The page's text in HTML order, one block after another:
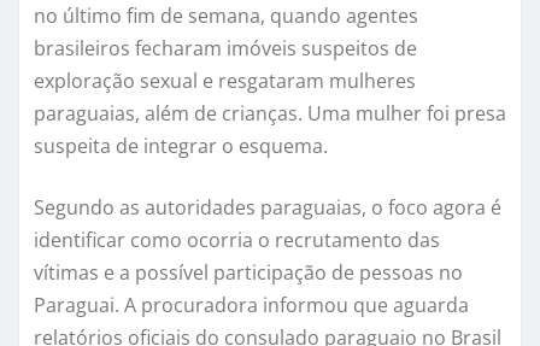
no último fim de semana, quando agentes
brasileiros fecharam imóveis suspeitos de
exploração sexual e resgataram mulheres
paraguaias, além de crianças. Uma mulher foi presa
suspeita de integrar o esquema.
Segundo as autoridades paraguaias, o foco agora é
identificar como ocorria o recrutamento das
vítimas e a possível participação de pessoas no
Paraguai. A procuradora informou que aguarda
relatórios oficiais do consulado paraguaio no Brasil